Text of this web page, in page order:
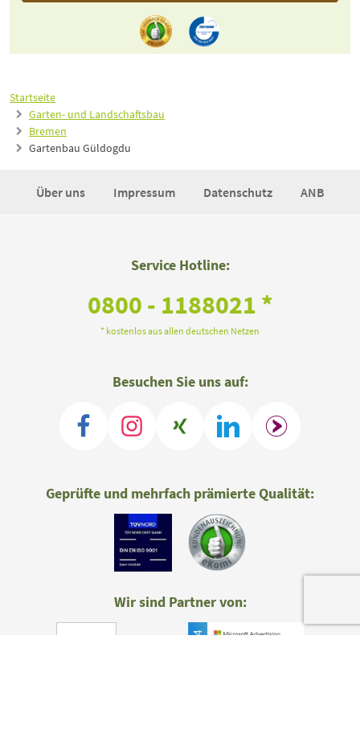
Startseite
Garten- und Landschaftsbau
Bremen
Gartenbau Güldogdu
Über uns Impressum Datenschutz ANB
Service Hotline:
0800 - 1188021 *
* kostenlos aus allen deutschen Netzen
Besuchen Sie uns auf:
Geprüfte und mehrfach prämierte Qualität:
Wir sind Partner von: